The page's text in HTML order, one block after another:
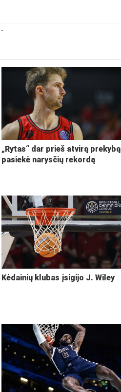
„Rytas“ dar prieš atvirą prekybą
pasiekė narysčių rekordą
Kėdainių klubas įsigijo J. Wiley